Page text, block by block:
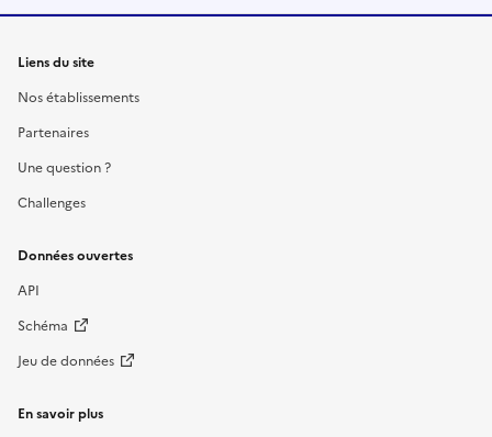
Liens du site
Nos établissements
Partenaires
Une question ?
Challenges
Données ouvertes
API
Schéma
Jeu de données
En savoir plus